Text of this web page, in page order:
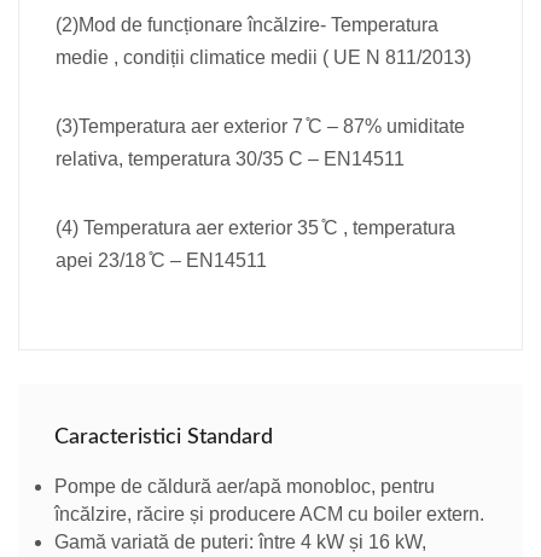
(2)Mod de funcționare încălzire- Temperatura
medie , condiții climatice medii ( UE N 811/2013)
(3)Temperatura aer exterior 7 ̊C – 87% umiditate
relativa, temperatura 30/35 C – EN14511
(4) Temperatura aer exterior 35 ̊C , temperatura
apei 23/18 ̊C – EN14511
Caracteristici Standard
Pompe de căldură aer/apă monobloc, pentru
încălzire, răcire și producere ACM cu boiler extern.
Gamă variată de puteri: între 4 kW și 16 kW,